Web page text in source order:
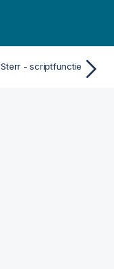
Sterr - scriptfunctie